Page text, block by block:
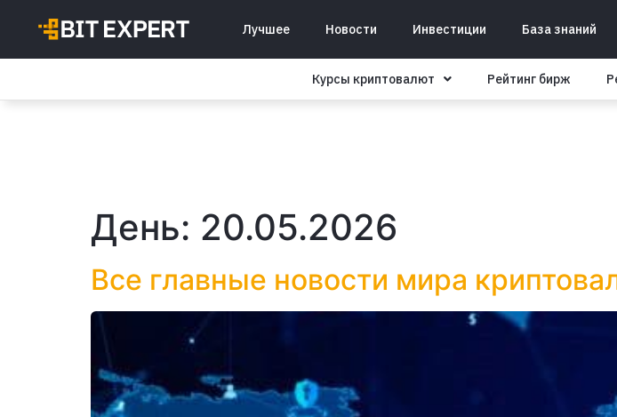
Лучшее Новости Инвестиции База знаний
Курсы криптовалют Рейтинг бирж
День: 20.05.2026
Все главные новости мира